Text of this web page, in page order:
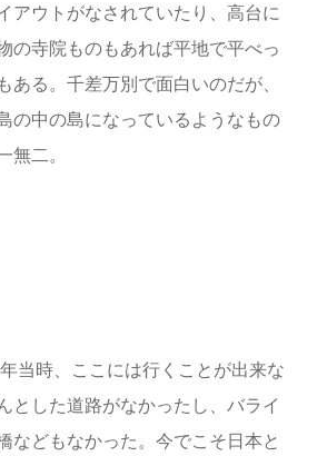
アウトがなされていたり、高台に
の寺院ものもあれば平地で平べっ
ある。千差万別で面白いのだが、
の中の島になっているようなもの
無二。
当時、ここには行くことが出来な
とした道路がなかったし、バライ
などもなかった。今でこそ日本と